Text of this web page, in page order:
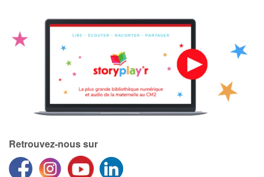
En famille
Quotidien et loisirs
Amour et amitié
Retrouvez-nous sur